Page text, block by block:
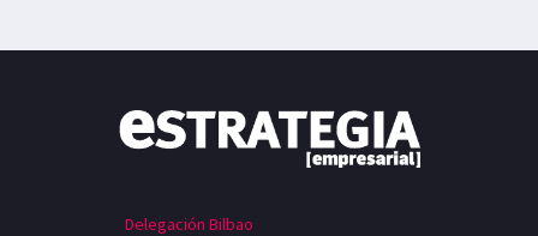
Delegación Bilbao